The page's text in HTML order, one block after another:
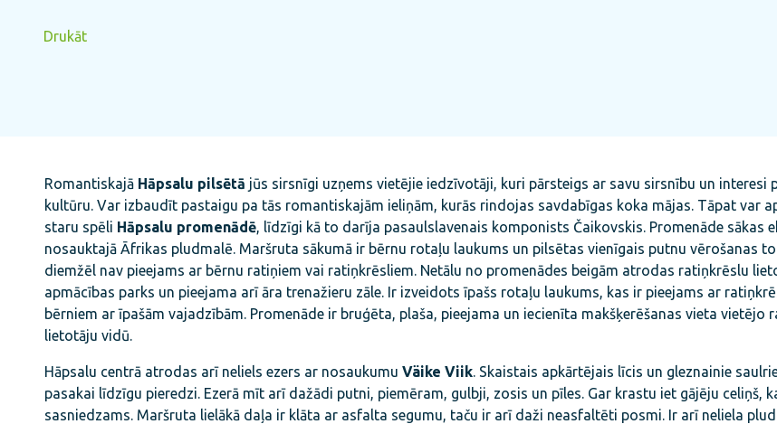
Drukāt
Romantiskajā Hāpsalu pilsētā jūs sirsnīgi uzņems vietējie iedzīvotāji, kuri pārsteigs ar savu sirsnību un interesi
kultūru. Var izbaudīt pastaigu pa tās romantiskajām ieliņām, kurās rindojas savdabīgas koka mājas. Tāpat var
staru spēli Hāpsalu promenādē, līdzīgi kā to darīja pasaulslavenais komponists Čaikovskis. Promenāde sākas
nosauktajā Āfrikas pludmalē. Maršruta sākumā ir bērnu rotaļu laukums un pilsētas vienīgais putnu vērošanas
diemžēl nav pieejams ar bērnu ratiņiem vai ratiņkrēsliem. Netālu no promenādes beigām atrodas ratiņkrēslu
apmācības parks un pieejama arī āra trenažieru zāle. Ir izveidots īpašs rotaļu laukums, kas ir pieejams ar
bērniem ar īpašām vajadzībām. Promenāde ir bruģēta, plaša, pieejama un iecienīta makšķerēšanas vieta vietējo
lietotāju vidū.
Hāpsalu centrā atrodas arī neliels ezers ar nosaukumu Väike Viik. Skaistais apkārtējais līcis un gleznainie
pasakai līdzīgu pieredzi. Ezerā mīt arī dažādi putni, piemēram, gulbji, zosis un pīles. Gar krastu iet gājēju celiņš,
sasniedzams. Maršruta lielākā daļa ir klāta ar asfalta segumu, taču ir arī daži neasfaltēti posmi. Ir arī neliela